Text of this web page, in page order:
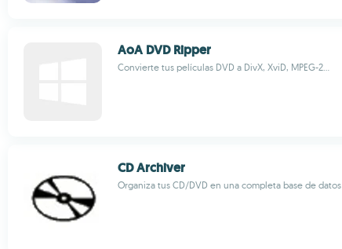
AoA DVD Ripper
Convierte tus películas DVD a DivX, XviD, MPEG-2...
CD Archiver
Organiza tus CD/DVD en una completa base de datos